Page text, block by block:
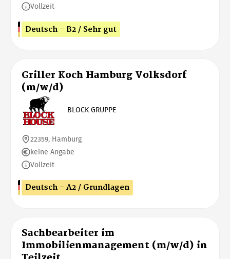
Vollzeit
Deutsch - B2 / Sehr gut
Griller Koch Hamburg Volksdorf
(m/w/d)
BLOCK GRUPPE
22359, Hamburg
keine Angabe
Vollzeit
Deutsch - A2 / Grundlagen
Sachbearbeiter im
Immobilienmanagement (m/w/d) in